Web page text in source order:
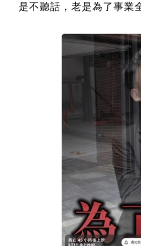
是不聽話，老是為了事業